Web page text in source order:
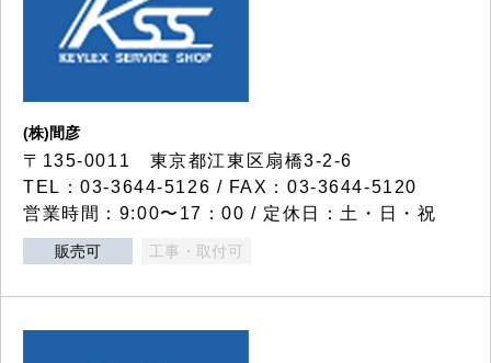
(株)間彦
〒135-0011 東京都江東区扇橋3-2-6
TEL：03-3644-5126 / FAX：03-3644-5120
営業時間：9:00〜17：00 / 定休日：土・日・祝
販売可 工事・取付可